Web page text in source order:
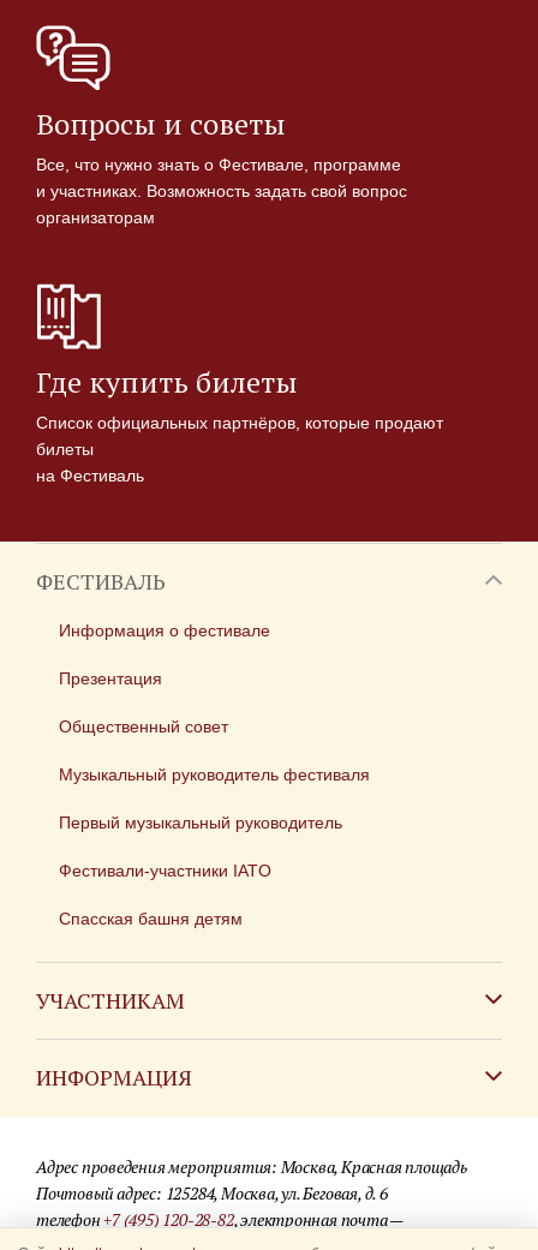
Вопросы и советы
Все, что нужно знать о Фестивале, программе
и участниках. Возможность задать свой вопрос
организаторам
Где купить билеты
Список официальных партнёров, которые продают
билеты
на Фестиваль
ФЕСТИВАЛЬ
Информация о фестивале
Презентация
Общественный совет
Музыкальный руководитель фестиваля
Первый музыкальный руководитель
Фестивали-участники IATO
Спасская башня детям
УЧАСТНИКАМ
ИНФОРМАЦИЯ
Для СМИ
Где купить билеты
Адрес проведения мероприятия: Москва, Красная площадь
Почтовый адрес: 125284, Москва, ул. Беговая, д. 6
телефон+7 (495) 120-28-82, электронная почта —